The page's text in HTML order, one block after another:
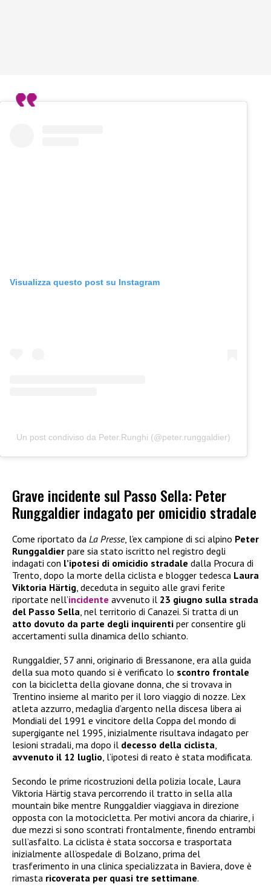
Visualizza questo post su Instagram
Un post condiviso da Peter.Runghi (@peter.runggaldier)
Grave incidente sul Passo Sella: Peter
Runggaldier indagato per omicidio stradale
Come riportato da La Presse, l’ex campione di sci alpino Peter
Runggaldier pare sia stato iscritto nel registro degli
indagati con l’ipotesi di omicidio stradale dalla Procura di
Trento, dopo la morte della ciclista e blogger tedesca Laura
Viktoria Härtig, deceduta in seguito alle gravi ferite
riportate nell’incidente avvenuto il 23 giugno sulla strada
del Passo Sella, nel territorio di Canazei. Si tratta di un
atto dovuto da parte degli inquirenti per consentire gli
accertamenti sulla dinamica dello schianto.
Runggaldier, 57 anni, originario di Bressanone, era alla guida
della sua moto quando si è verificato lo scontro frontale
con la bicicletta della giovane donna, che si trovava in
Trentino insieme al marito per il loro viaggio di nozze. L’ex
atleta azzurro, medaglia d’argento nella discesa libera ai
Mondiali del 1991 e vincitore della Coppa del mondo di
supergigante nel 1995, inizialmente risultava indagato per
lesioni stradali, ma dopo il decesso della ciclista,
avvenuto il 12 luglio, l’ipotesi di reato è stata modificata.
Secondo le prime ricostruzioni della polizia locale, Laura
Viktoria Härtig stava percorrendo il tratto in sella alla
mountain bike mentre Runggaldier viaggiava in direzione
opposta con la motocicletta. Per motivi ancora da chiarire, i
due mezzi si sono scontrati frontalmente, finendo entrambi
sull’asfalto. La ciclista è stata soccorsa e trasportata
inizialmente all’ospedale di Bolzano, prima del
trasferimento in una clinica specializzata in Baviera, dove è
rimasta ricoverata per quasi tre settimane.